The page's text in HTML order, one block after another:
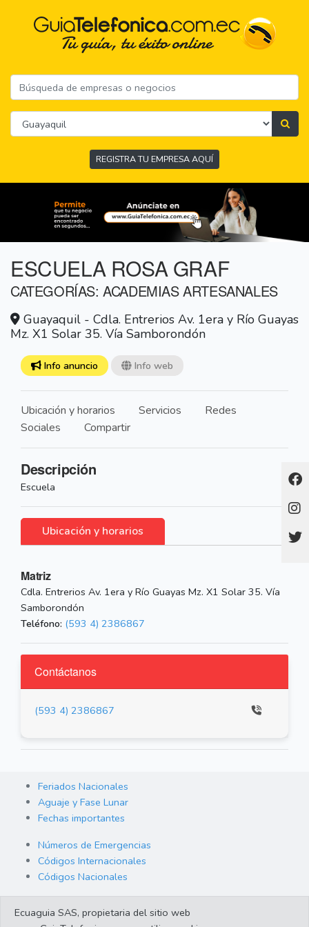
REGISTRA TU EMPRESA AQUÍ
ESCUELA ROSA GRAF
CATEGORÍAS: ACADEMIAS ARTESANALES
Guayaquil - Cdla. Entrerios Av. 1era y Río Guayas
Mz. X1 Solar 35. Vía Samborondón
Info anuncio Info web
Ubicación y horarios Servicios
Redes
Sociales
Compartir
Descripción
Escuela
Ubicación y horarios
Matriz
Cdla. Entrerios Av. 1era y Río Guayas Mz. X1 Solar 35. Vía
Samborondón
Teléfono: (593 4) 2386867
Contáctanos
(593 4) 2386867
Feriados Nacionales
Aguaje y Fase Lunar
Fechas importantes
Números de Emergencias
Códigos Internacionales
Códigos Nacionales
Cambio de Divisas
Ecuaguia SAS, propietaria del sitio web